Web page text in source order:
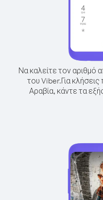
Να καλείτε τον αριθμό
του Viber.Για
Αραβία, κάντε τα